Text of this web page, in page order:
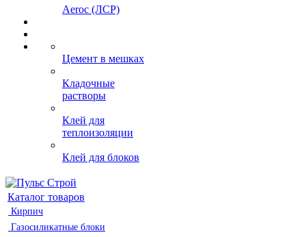
Aeroc (ЛСР)
Цемент в мешках
Кладочные
растворы
Клей для
теплоизоляции
Клей для блоков
Каталог товаров
Кирпич
Газосиликатные блоки